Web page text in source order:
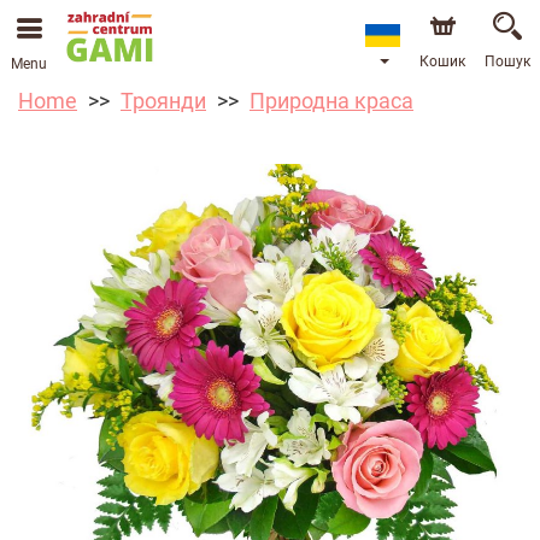
Menu Кошик Пошук
Home Троянди Природна краса